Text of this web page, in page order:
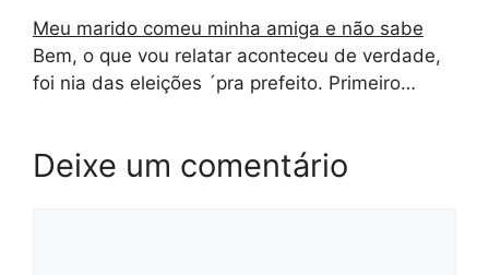
Meu marido comeu minha amiga e não sabe
Bem, o que vou relatar aconteceu de verdade,
foi nia das eleições ´pra prefeito. Primeiro…
Deixe um comentário